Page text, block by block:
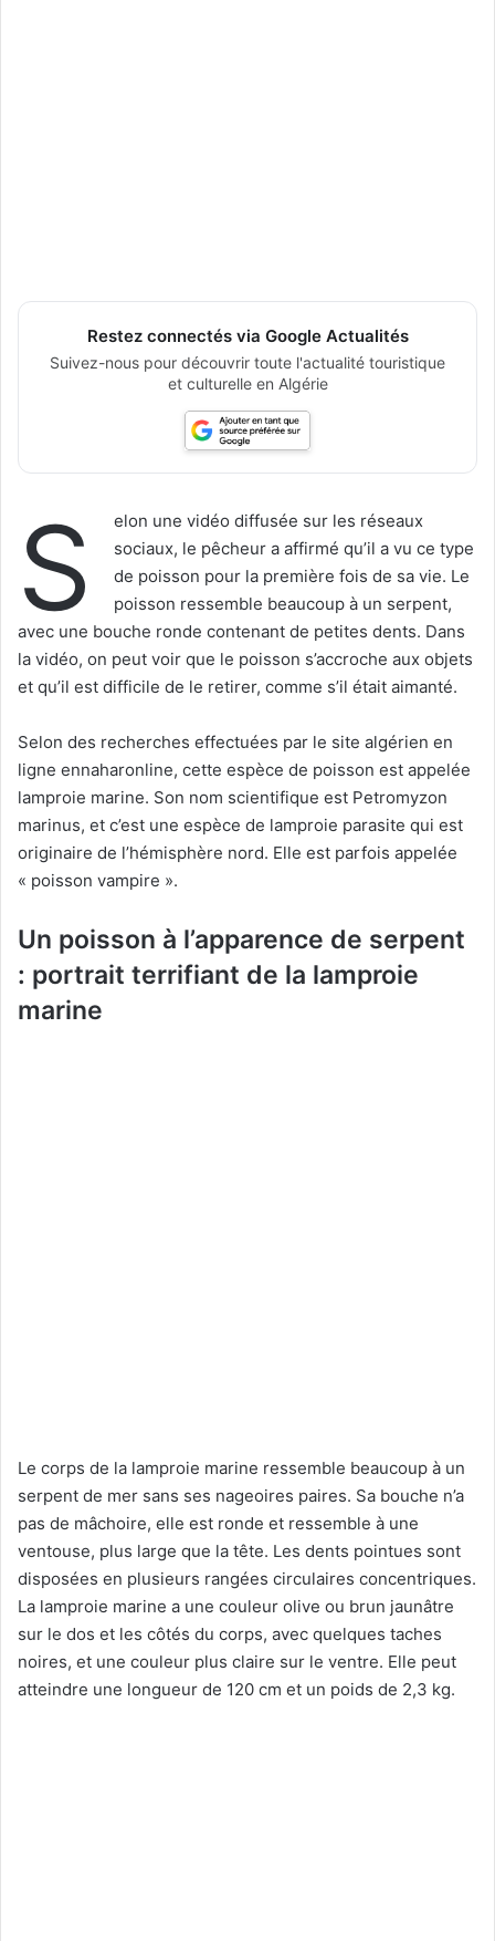
Restez connectés via Google Actualités
Suivez-nous pour découvrir toute l'actualité touristique
et culturelle en Algérie
S
elon une vidéo diffusée sur les réseaux
sociaux, le pêcheur a affirmé qu’il a vu ce type
de poisson pour la première fois de sa vie. Le
poisson ressemble beaucoup à un serpent,
avec une bouche ronde contenant de petites dents. Dans
la vidéo, on peut voir que le poisson s’accroche aux objets
et qu’il est difficile de le retirer, comme s’il était aimanté.
Selon des recherches effectuées par le site algérien en
ligne ennaharonline, cette espèce de poisson est appelée
lamproie marine. Son nom scientifique est Petromyzon
marinus, et c’est une espèce de lamproie parasite qui est
originaire de l’hémisphère nord. Elle est parfois appelée
« poisson vampire ».
Un poisson à l’apparence de serpent
: portrait terrifiant de la lamproie
marine
Le corps de la lamproie marine ressemble beaucoup à un
serpent de mer sans ses nageoires paires. Sa bouche n’a
pas de mâchoire, elle est ronde et ressemble à une
ventouse, plus large que la tête. Les dents pointues sont
disposées en plusieurs rangées circulaires concentriques.
La lamproie marine a une couleur olive ou brun jaunâtre
sur le dos et les côtés du corps, avec quelques taches
noires, et une couleur plus claire sur le ventre. Elle peut
atteindre une longueur de 120 cm et un poids de 2,3 kg.